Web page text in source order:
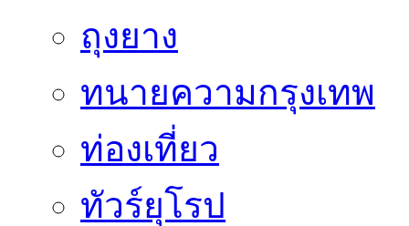
ถุงยาง
ทนายความกรุงเทพ
ท่องเที่ยว
ทัวร์ยุโรป